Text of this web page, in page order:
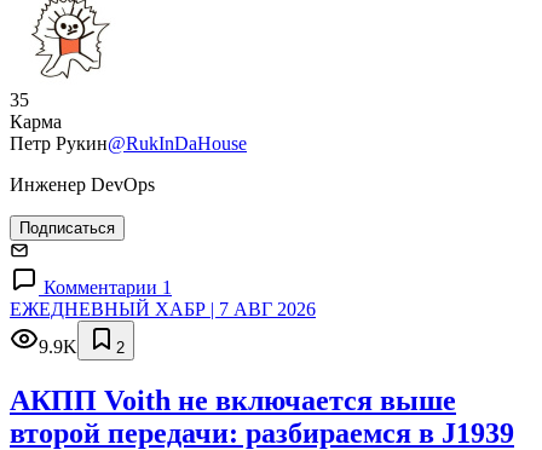
35
Карма
Петр Рукин@RukInDaHouse
Инженер DevOps
Подписаться
Комментарии 1
ЕЖЕДНЕВНЫЙ ХАБР | 7 АВГ 2026
9.9K
2
АКПП Voith не включается выше
второй передачи: разбираемся в J1939